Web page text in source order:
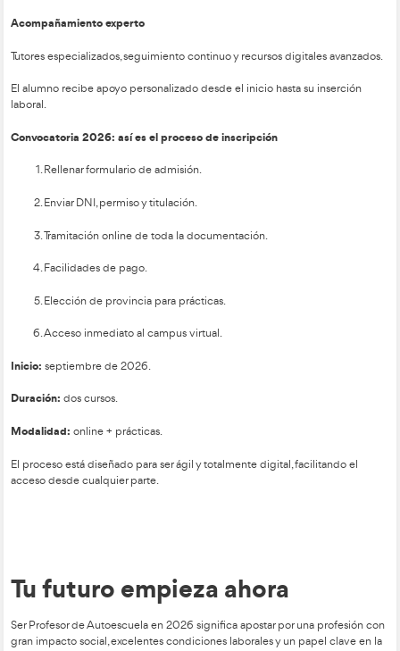
Certificado psicofísico grupo 2.
solicitar documentación adicional, especialmente en
Docencia en autoescuelas
Clases teóricas y prácticas.